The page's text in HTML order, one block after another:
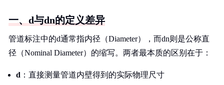
一、d与dn的定义差异
管道标注中的d通常指内径（Diameter），而dn则是公称直
径（Nominal Diameter）的缩写。两者最本质的区别在于：
d ：直接测量管道内壁得到的实际物理尺寸